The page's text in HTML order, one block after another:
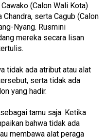
(Calon Wali Kota)
serta Cagub (Calon
Nyang. Rusmini
mereka secara lisan
tidak ada atribut atau alat
serta tidak ada
yang hadir.
tamu saja. Ketika
bahwa tidak ada
membawa alat peraga